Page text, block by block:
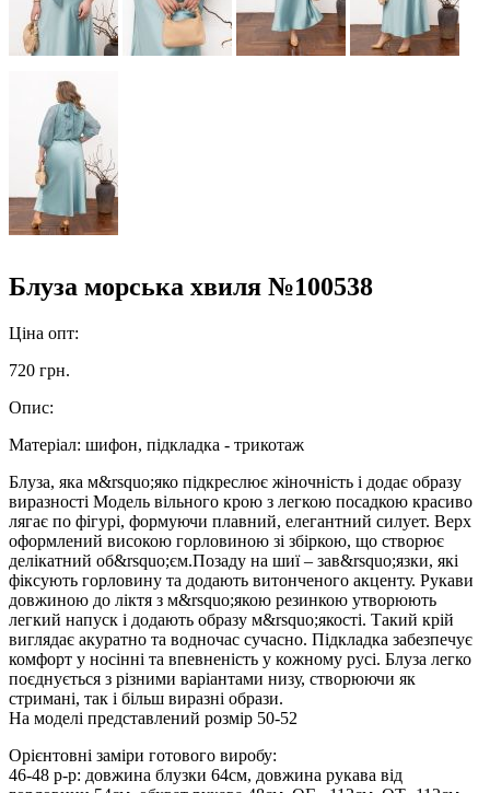
Блуза морська хвиля №100538
Ціна опт:
720 грн.
Опис:
Матеріал: шифон, підкладка - трикотаж
Блуза, яка м&rsquo;яко підкреслює жіночність і додає образу
виразності Модель вільного крою з легкою посадкою красиво
лягає по фігурі, формуючи плавний, елегантний силует. Верх
оформлений високою горловиною зі збіркою, що створює
делікатний об&rsquo;єм.Позаду на шиї – зав&rsquo;язки, які
фіксують горловину та додають витонченого акценту. Рукави
довжиною до ліктя з м&rsquo;якою резинкою утворюють
легкий напуск і додають образу м&rsquo;якості. Такий крій
виглядає акуратно та водночас сучасно. Підкладка забезпечує
комфорт у носінні та впевненість у кожному русі. Блуза легко
поєднується з різними варіантами низу, створюючи як
стримані, так і більш виразні образи.
На моделі представлений розмір 50-52
Орієнтовні заміри готового виробу:
46-48 р-р: довжина блузки 64см, довжина рукава від